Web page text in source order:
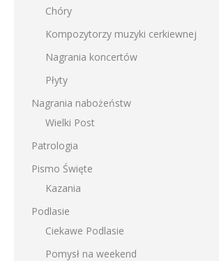
Chóry
Kompozytorzy muzyki cerkiewnej
Nagrania koncertów
Płyty
Nagrania nabożeństw
Wielki Post
Patrologia
Pismo Święte
Kazania
Podlasie
Ciekawe Podlasie
Pomysł na weekend